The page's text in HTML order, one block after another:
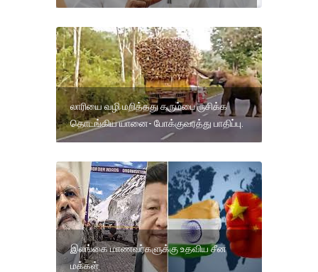
லாரியை வழி மறித்தது கரும்பை ருசிக்க
தொடங்கிய யானை- போக்குவரத்து பாதிப்பு.
இலங்கை மாணவர்களுக்கு உதவிய சீன
மக்கள்